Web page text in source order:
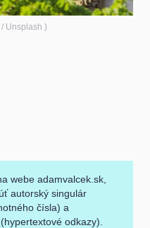
Unsplash )
webe adamvalcek.sk,
autorský singulár
čísla) a
odkazy).